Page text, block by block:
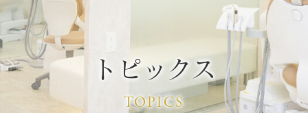
トピックス
TOPICS